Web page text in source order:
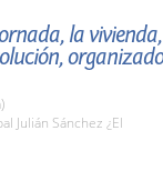
la vivienda,
organizado
Julián Sánchez ¿El